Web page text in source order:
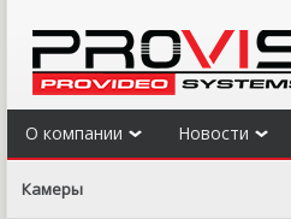
О компании Новости
Камеры